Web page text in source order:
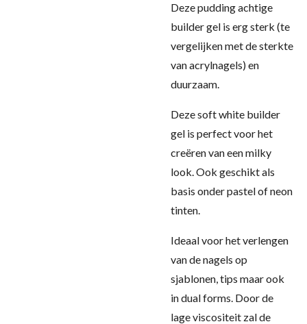
Deze pudding achtige
builder gel is erg sterk (te
vergelijken met de sterkte
van acrylnagels) en
duurzaam.
Deze soft white builder
gel is perfect voor het
creëren van een milky
look. Ook geschikt als
basis onder pastel of neon
tinten.
Ideaal voor het verlengen
van de nagels op
sjablonen, tips maar ook
in dual forms. Door de
lage viscositeit zal de